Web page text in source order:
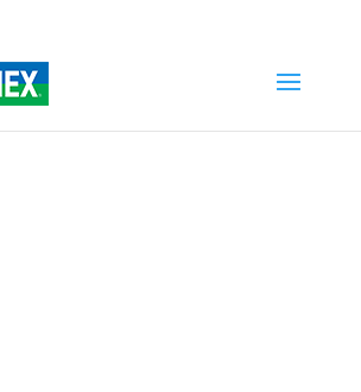
»CLUB BACKPACK – BADMINTON